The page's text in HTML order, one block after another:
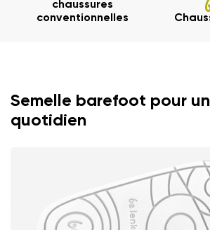
chaussures
conventionnelles
Semelle barefoot pour
quotidien